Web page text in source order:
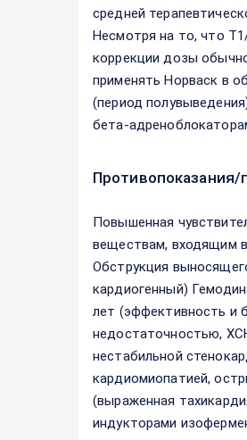
средней
Несмотря на то, что
коррекции дозы
применять Норваск в
(период
бета-
Повышенная
веществам, входящим в
Обструкция
кардиогенный)
лет (эффективность и
недостаточностью,
нестабильной
кардиомиопатией,
(выраженная
индукторами